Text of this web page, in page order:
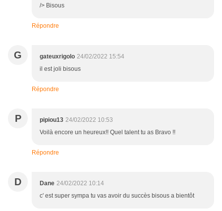
/> Bisous
Répondre
G gateuxrigolo 24/02/2022 15:54
il est joli bisous
Répondre
P pipiou13 24/02/2022 10:53
Voilà encore un heureux!! Quel talent tu as Bravo !!
Répondre
D Dane 24/02/2022 10:14
c' est super sympa tu vas avoir du succès bisous a bientôt